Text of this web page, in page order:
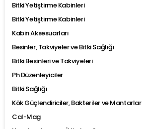
Bitki Yetiştirme Kabinleri
Bitki Yetiştirme Kabinleri
Kabin Aksesuarları
Besinler, Takviyeler ve Bitki Sağlığı
Bitki Besinleri ve Takviyeleri
Ph Düzenleyiciler
Bitki Sağlığı
Kök Güçlendiriciler, Bakteriler ve Mantarlar
Cal-Mag